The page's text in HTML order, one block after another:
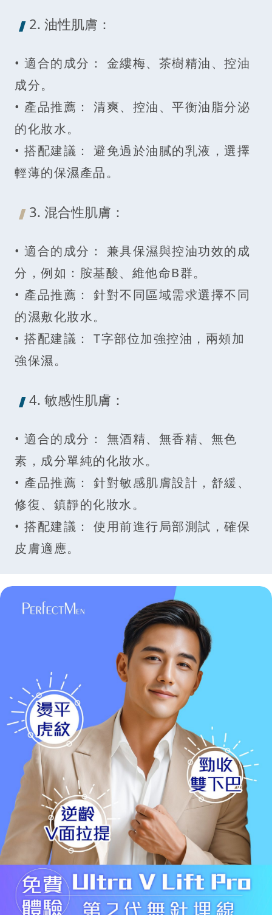
2. 油性肌膚：
• 適合的成分： 金縷梅、茶樹精油、控油
成分。
• 產品推薦： 清爽、控油、平衡油脂分泌
的化妝水。
• 搭配建議： 避免過於油膩的乳液，選擇
輕薄的保濕產品。
3. 混合性肌膚：
• 適合的成分： 兼具保濕與控油功效的成
分，例如：胺基酸、維他命B群。
• 產品推薦： 針對不同區域需求選擇不同
的濕敷化妝水。
• 搭配建議： T字部位加強控油，兩頰加
強保濕。
4. 敏感性肌膚：
• 適合的成分： 無酒精、無香精、無色
素，成分單純的化妝水。
• 產品推薦： 針對敏感肌膚設計，舒緩、
修復、鎮靜的化妝水。
• 搭配建議： 使用前進行局部測試，確保
皮膚適應。